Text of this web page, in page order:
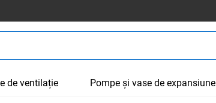
de ventilație Pompe și vase de expansiune